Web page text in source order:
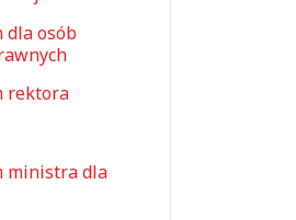
dla osób
rektora
ministra dla